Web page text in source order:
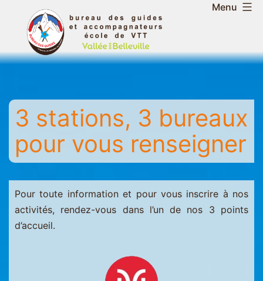
contenuBureau
des
guides
accompagnateurs
de
la
vallée
des
-
Saint
Martin
Menu
3 stations, 3 bureaux
pour vous renseigner
Pour toute information et pour vous inscrire à nos
activités, rendez-vous dans l’un de nos 3 points
d’accueil.